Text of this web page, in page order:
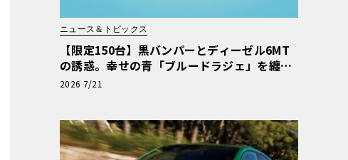
ニュース＆トピックス
【限定150台】黒バンパーとディーゼル6MT
の誘惑。幸せの青「ブルードラジェ」を纏う
カングー・クルール
2026 7/21